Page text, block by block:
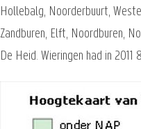
Hollebalg, Noorderbuurt,
Zandburen, Elft, Noordburen,
De Heid. Wieringen had in 2011